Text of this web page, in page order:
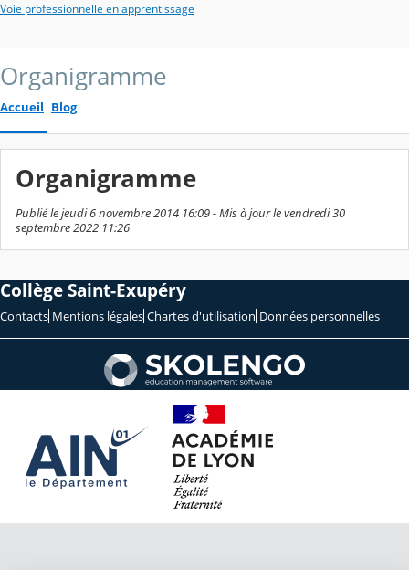
Voie professionnelle en apprentissage
Organigramme
Accueil Blog
Organigramme
Publié le jeudi 6 novembre 2014 16:09 - Mis à jour le vendredi 30
septembre 2022 11:26
Collège Saint-Exupéry
Contacts Mentions légales Chartes d'utilisation Données personnelles